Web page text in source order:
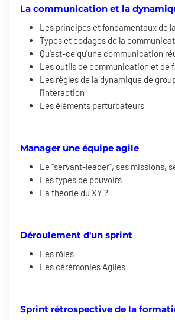
La communication et la
Les principes et fondamentaux de
Types et codages de la
Qu'est-ce qu'une communication
Les outils de communication et de
Les règles de la dynamique de
l'interaction
Les éléments perturbateurs
Manager une équipe agile
Le “servant-leader”, ses missions,
Les types de pouvoirs
La théorie du XY ?
Déroulement d'un sprint
Les rôles
Les cérémonies Agiles
Sprint rétrospective de la